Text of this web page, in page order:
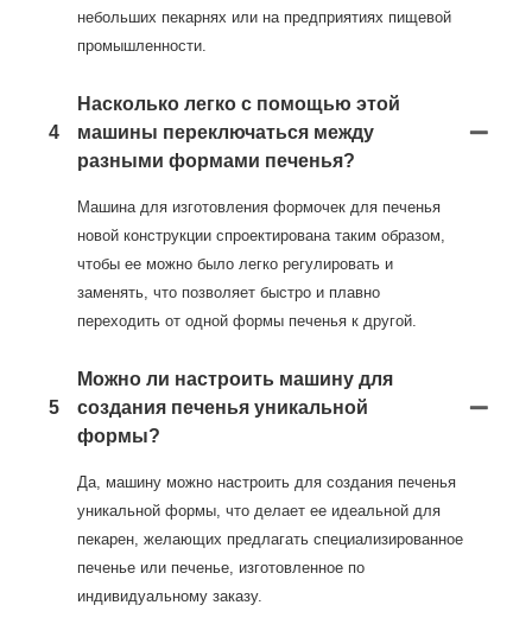
небольших пекарнях или на предприятиях пищевой
промышленности.
4
Насколько легко с помощью этой
машины переключаться между
разными формами печенья?
Машина для изготовления формочек для печенья
новой конструкции спроектирована таким образом,
чтобы ее можно было легко регулировать и
заменять, что позволяет быстро и плавно
переходить от одной формы печенья к другой.
5
Можно ли настроить машину для
создания печенья уникальной
формы?
Да, машину можно настроить для создания печенья
уникальной формы, что делает ее идеальной для
пекарен, желающих предлагать специализированное
печенье или печенье, изготовленное по
индивидуальному заказу.